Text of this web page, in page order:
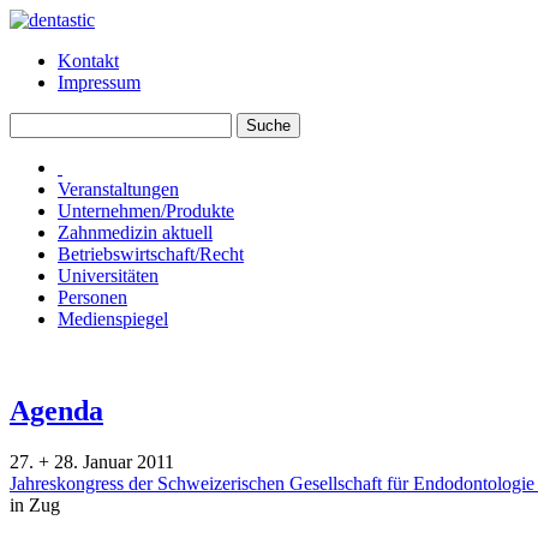
Kontakt
Impressum
Veranstaltungen
Unternehmen/Produkte
Zahnmedizin aktuell
Betriebswirtschaft/Recht
Universitäten
Personen
Medienspiegel
Agenda
27. + 28. Januar 2011
Jahreskongress der Schweizerischen Gesellschaft für Endodontologie
in Zug